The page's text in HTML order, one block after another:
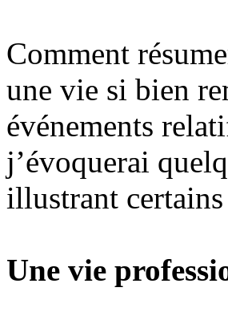
Comment
une vie si bien
événements
j’évoquerai
illustrant
Une vie